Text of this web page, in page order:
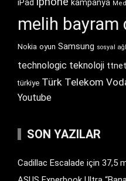
iPad kampanya
melih bayram
Nokia oyun Samsung sosyal
technologic teknoloji ttnet
türkiye Türk Telekom
Youtube
SON YAZILAR
Cadillac Escalade için 37,5